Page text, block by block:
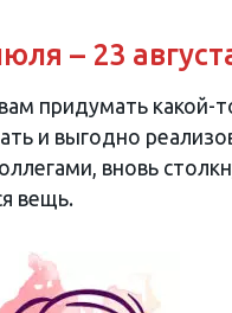
– 23
придумать какой-
и выгодно
вновь
вещь.